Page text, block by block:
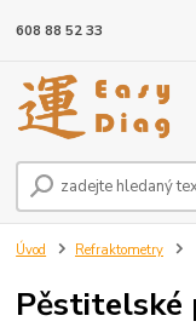
608 88 52 33
Úvod Refraktometry
Pěstitelské